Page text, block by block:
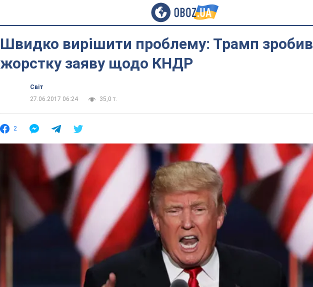
Швидко вирішити проблему: Трамп зробив
жорстку заяву щодо КНДР
Світ
27.06.2017 06:24
35,0 т.
2